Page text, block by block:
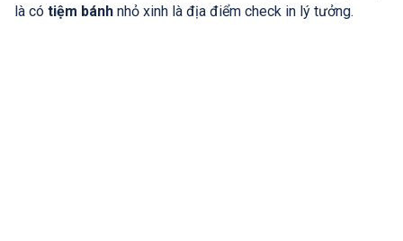
là có tiệm bánh nhỏ xinh là địa điểm check in lý tưởng.